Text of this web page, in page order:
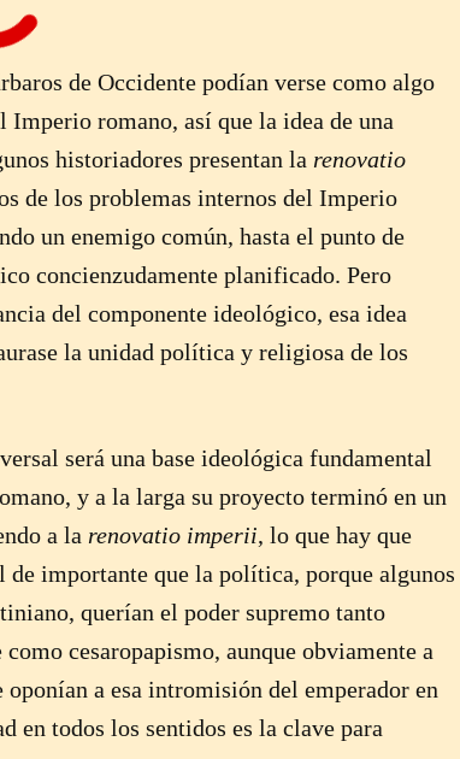
de Occidente podían verse como algo
romano, así que la idea de una
historiadores presentan la renovatio
de los problemas internos del Imperio
un enemigo común, hasta el punto de
concienzudamente planificado. Pero
del componente ideológico, esa idea
la unidad política y religiosa de los
será una base ideológica fundamental
y a la larga su proyecto terminó en un
a la renovatio imperii, lo que hay que
importante que la política, porque algunos
querían el poder supremo tanto
cesaropapismo, aunque obviamente a
a esa intromisión del emperador en
en todos los sentidos es la clave para